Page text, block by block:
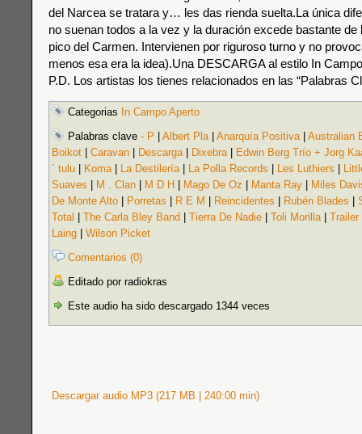
del Narcea se tratara y… les das rienda suelta.La única
no suenan todos a la vez y la duración excede bastante
pico del Carmen. Intervienen por riguroso turno y no
menos esa era la idea).Una DESCARGA al estilo In
P.D. Los artistas los tienes relacionados en las “Palabras
Categorias In Campo Aperto
Palabras clave - P Albert Pla| Anarquía Positiva| Australian
Boikot
Caravan Descarga| Dixebra|
Edwin Berg Trío + Jorg
´ tulu
Koma| La Destilería| La Polla Records Les Luthiers
Suaves
M . Clan M D H Mago De Oz Manta Ray
Miles
De Monte Alto
Porretas R E M Reincidentes Rubén Blades
Total
The Carla Bley Band Tierra De Nadie Toli Morilla| Trailer
Laing
Wilson Picket
Comentarios (0)
Editado por radiokras
Este audio ha sido descargado 1344 veces
Descargar audio MP3 (217 MB | 240:00 min)